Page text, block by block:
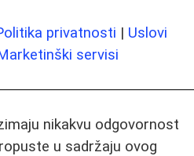
privatnosti | Uslovi
servisi
nikakvu odgovornost
u sadržaju ovog